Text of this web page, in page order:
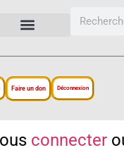
Faire un don Déconnexion
connecter